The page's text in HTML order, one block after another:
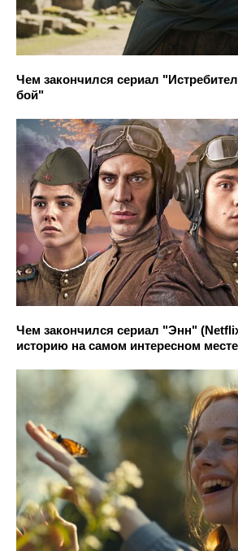
Чем закончился сериал
бой"
Чем закончился сериал "Энн"
историю на самом интересном